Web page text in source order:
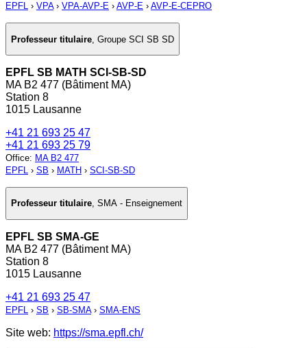
EPFL › VPA› VPA-AVP-E › AVP-E › AVP-E-CEPRO
Professeur titulaire Groupe SCI SB SD
EPFL SB MATH SCI-SB-SD
MA B2 477 (Bâtiment MA)
Station 8
1015 Lausanne
+41 21 693 25 47
+41 21 693 25 79
Office: MA B2 477
EPFL › SB › MATH › SCI-SB-SD
Professeur titulaire, SMA - Enseignement
EPFL SB SMA-GE
MA B2 477 (Bâtiment MA)
Station 8
1015 Lausanne
+41 21 693 25 47
EPFL › SB › SB-SMA› SMA-ENS
Site web: https://sma.epfl.ch/